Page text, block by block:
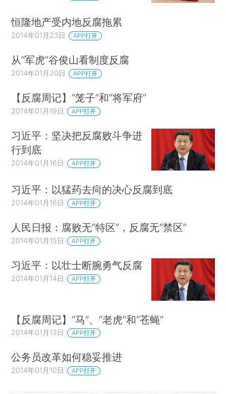
恒隆地产受内地反腐拖累
2014年01月23日 APP打开
从“军虎”谷俊山看制度反腐
2014年01月20日 APP打开
【反腐周记】“笼子”和“将军府”
2014年01月19日 APP打开
习近平：坚决把反腐败斗争进
行到底
2014年01月16日 APP打开
习近平：以猛药去疴的决心反腐到底
2014年01月16日 APP打开
人民日报：腐败无“特区”，反腐无“禁区”
2014年01月15日 APP打开
习近平：以壮士断腕勇气反腐
2014年01月14日 APP打开
【反腐周记】“马”、“老虎”和“苍蝇”
2014年01月13日 APP打开
公务员改革如何稳妥推进
2014年01月10日 APP打开